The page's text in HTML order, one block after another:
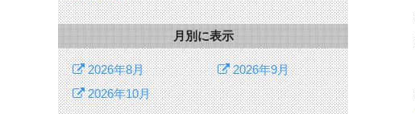
月別に表示
2026年8月
2026年9月
2026年10月